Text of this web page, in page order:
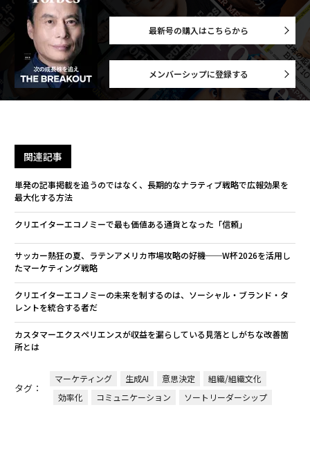
最新号の購入はこちらから
メンバーシップに登録する
関連記事
単発の記事掲載を追うのではなく、長期的なナラティブ戦略で広報効果を
最大化する方法
クリエイターエコノミーで最も価値ある通貨となった「信頼」
サッカー熱狂の夏、ラテンアメリカ市場攻略の好機──W杯2026を活用し
たマーケティング戦略
クリエイターエコノミーの未来を制するのは、ソーシャル・ブランド・タ
レントを統合する者だ
カスタマーエクスペリエンスが収益を漏らしている――見落としがちな改善箇
所とは
タグ：
マーケティング 生成AI 意思決定
組織/組織文化
効率化
コミュニケーション ソートリーダーシップ